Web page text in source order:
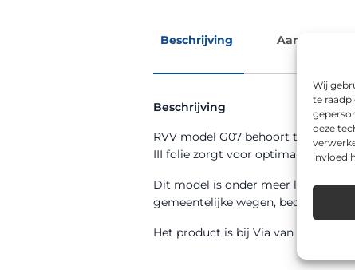
Wij
te
deze
invloed
Beschrijving Aanvullende
Beschrijving
RVV model G07 behoort tot de
III folie zorgt voor optimale
Dit model is onder meer
gemeentelijke wegen,
Het product is bij Via van Dalen uit